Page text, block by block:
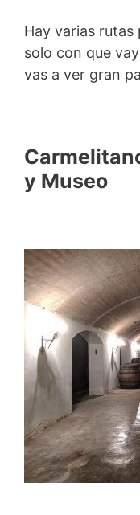
Hay varias rutas
solo con que
vas a ver gran
y Museo